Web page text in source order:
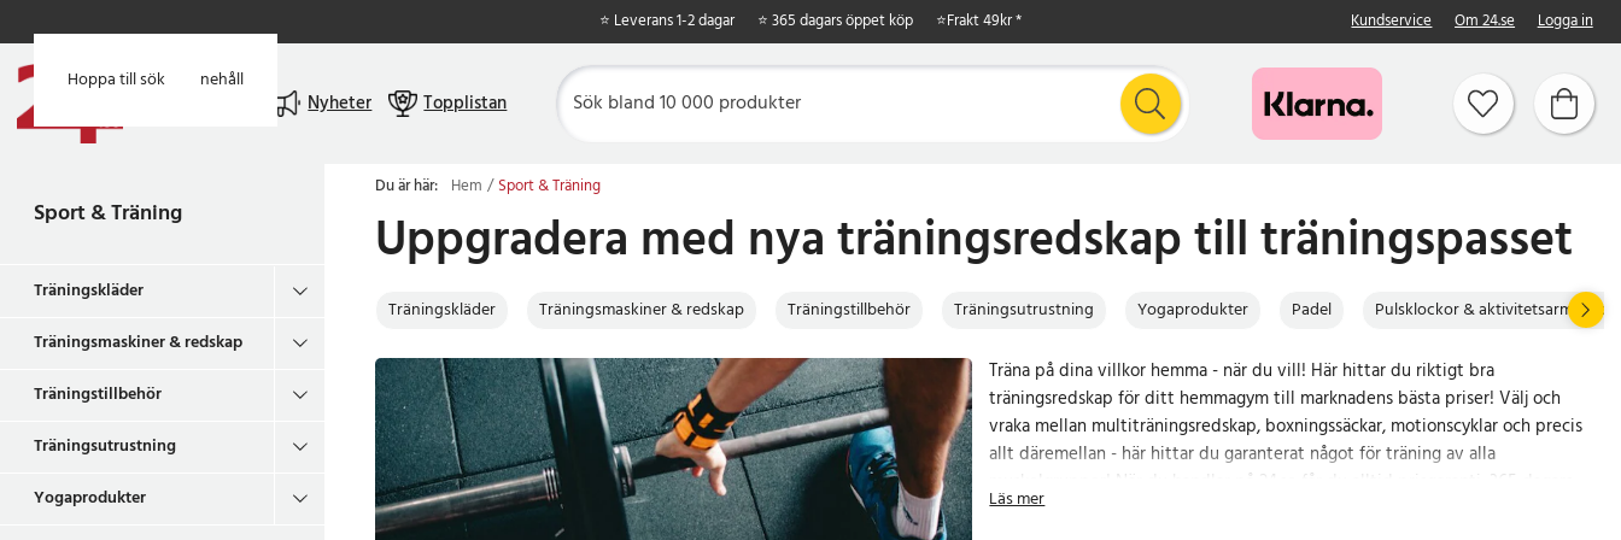
Hoppa till huvudinnehåll
Hoppa till sök
⭐ Leverans 1-2 dagar ⭐ 365 dagars öppet köp ⭐Frakt 49kr * Kundservice Om 24.se Logga in
Nyheter Topplistan
Sport & Träning
Träningskläder
Träningsmaskiner & redskap
Träningstillbehör
Träningsutrustning
Yogaprodukter
Du är här: Hem Sport & Träning
Uppgradera med nya träningsredskap till träningspasset
Träningskläder Träningsmaskiner & redskap Träningstillbehör Träningsutrustning Yogaprodukter Padel Pulsklockor & aktivitetsarmband
Träna på dina villkor hemma - när du vill! Här hittar du riktigt bra
träningsredskap för ditt hemmagym till marknadens bästa priser! Välj och
vraka mellan multiträningsredskap, boxningssäckar, motionscyklar och precis
allt däremellan - här hittar du garanterat något för träning av alla
muskelgrupper! När du handlar på 24.se får du alltid prisgaranti, 365 dagars
öppet köp och leverans inom 2-3 dagar eller 24 h med expressfrakt. Beställ
Läs mer